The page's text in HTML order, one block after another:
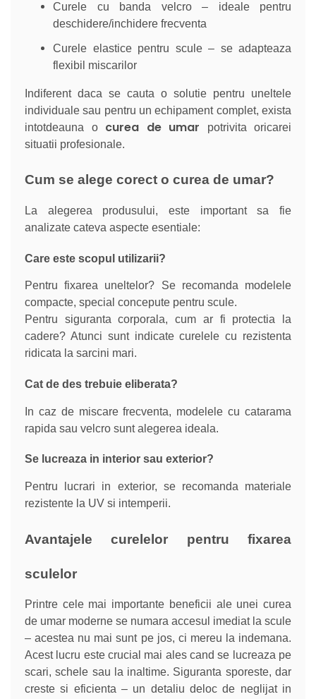
Curele cu banda velcro – ideale pentru
deschidere/inchidere frecventa
Curele elastice pentru scule – se adapteaza
flexibil miscarilor
Indiferent daca se cauta o solutie pentru uneltele
individuale sau pentru un echipament complet, exista
intotdeauna o curea de umar potrivita oricarei
situatii profesionale.
Cum se alege corect o curea de umar?
La alegerea produsului, este important sa fie
analizate cateva aspecte esentiale:
Care este scopul utilizarii?
Pentru fixarea uneltelor? Se recomanda modelele
compacte, special concepute pentru scule.
Pentru siguranta corporala, cum ar fi protectia la
cadere? Atunci sunt indicate curelele cu rezistenta
ridicata la sarcini mari.
Cat de des trebuie eliberata?
In caz de miscare frecventa, modelele cu catarama
rapida sau velcro sunt alegerea ideala.
Se lucreaza in interior sau exterior?
Pentru lucrari in exterior, se recomanda materiale
rezistente la UV si intemperii.
Avantajele curelelor pentru fixarea
sculelor
Printre cele mai importante beneficii ale unei curea
de umar moderne se numara accesul imediat la scule
– acestea nu mai sunt pe jos, ci mereu la indemana.
Acest lucru este crucial mai ales cand se lucreaza pe
scari, schele sau la inaltime. Siguranta sporeste, dar
creste si eficienta – un detaliu deloc de neglijat in